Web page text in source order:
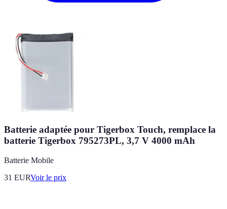
Batterie adaptée pour Tigerbox Touch, remplace la
batterie Tigerbox 795273PL, 3,7 V 4000 mAh
Batterie Mobile
31 EURVoir le prix